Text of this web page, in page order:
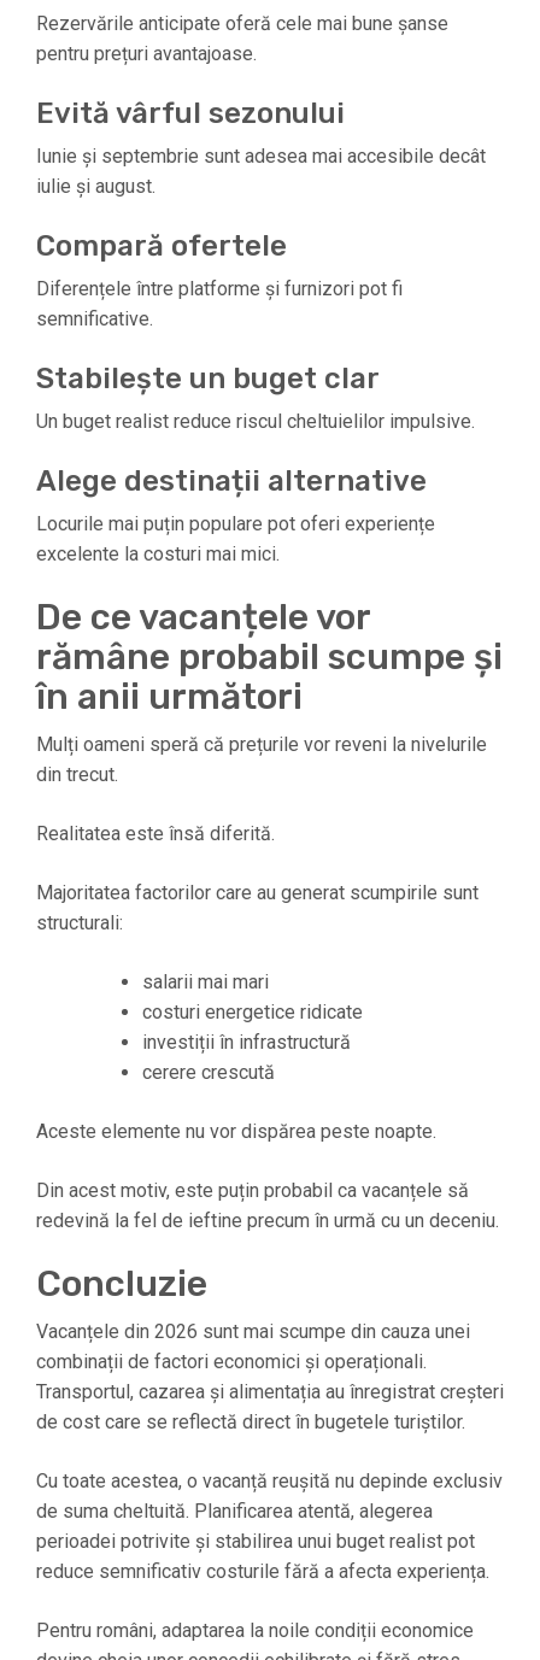
Rezervările anticipate oferă cele mai bune șanse
pentru prețuri avantajoase.
Evită vârful sezonului
Iunie și septembrie sunt adesea mai accesibile decât
iulie și august.
Compară ofertele
Diferențele între platforme și furnizori pot fi
semnificative.
Stabilește un buget clar
Un buget realist reduce riscul cheltuielilor impulsive.
Alege destinații alternative
Locurile mai puțin populare pot oferi experiențe
excelente la costuri mai mici.
De ce vacanțele vor
rămâne probabil scumpe și
în anii următori
Mulți oameni speră că prețurile vor reveni la nivelurile
din trecut.
Realitatea este însă diferită.
Majoritatea factorilor care au generat scumpirile sunt
structurali:
salarii mai mari
costuri energetice ridicate
investiții în infrastructură
cerere crescută
Aceste elemente nu vor dispărea peste noapte.
Din acest motiv, este puțin probabil ca vacanțele să
redevină la fel de ieftine precum în urmă cu un deceniu.
Concluzie
Vacanțele din 2026 sunt mai scumpe din cauza unei
combinații de factori economici și operaționali.
Transportul, cazarea și alimentația au înregistrat creșteri
de cost care se reflectă direct în bugetele turiștilor.
Cu toate acestea, o vacanță reușită nu depinde exclusiv
de suma cheltuită. Planificarea atentă, alegerea
perioadei potrivite și stabilirea unui buget realist pot
reduce semnificativ costurile fără a afecta experiența.
Pentru români, adaptarea la noile condiții economice